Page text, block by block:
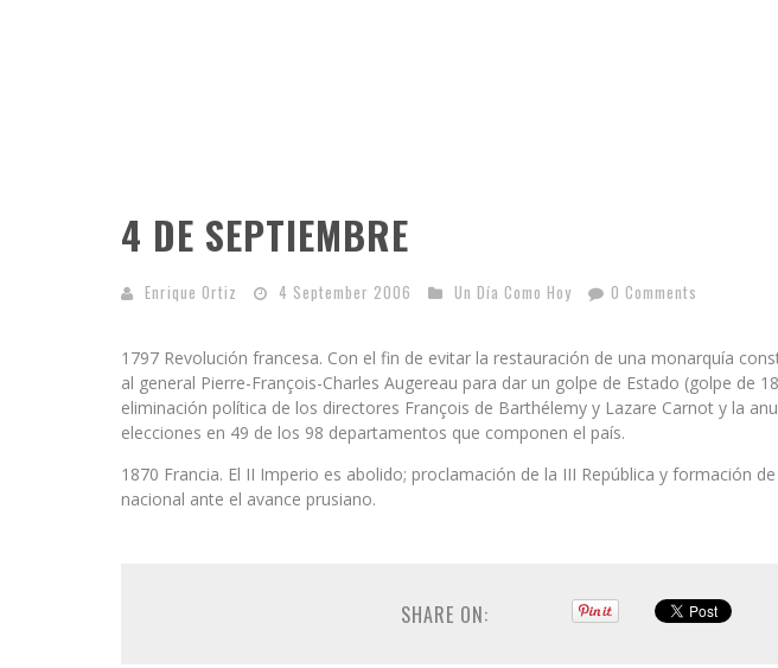
4 DE SEPTIEMBRE
Enrique Ortiz 4 September 2006 Un Día Como Hoy 0 Comments
1797 Revolución francesa. Con el fin de evitar la restauración de una monarquía
al general Pierre-François-Charles Augereau para dar un golpe de Estado (golpe de
eliminación política de los directores François de Barthélemy y Lazare Carnot y la
elecciones en 49 de los 98 departamentos que componen el país.
1870 Francia. El II Imperio es abolido; proclamación de la III República y formación
nacional ante el avance prusiano.
SHARE ON: